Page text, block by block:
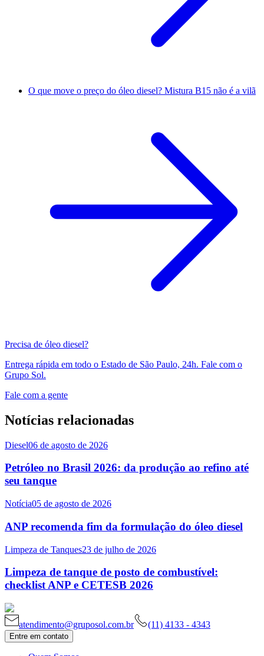
O que move o preço do óleo diesel? Mistura B15 não é a vilã
Precisa de óleo diesel?
Entrega rápida em todo o Estado de São Paulo, 24h. Fale com o
Grupo Sol.
Fale com a gente
Notícias relacionadas
Diesel06 de agosto de 2026
Petróleo no Brasil 2026: da produção ao refino até
seu tanque
Notícia05 de agosto de 2026
ANP recomenda fim da formulação do óleo diesel
Limpeza de Tanques23 de julho de 2026
Limpeza de tanque de posto de combustível:
checklist ANP e CETESB 2026
atendimento@gruposol.com.br (11) 4133 - 4343
Entre em contato